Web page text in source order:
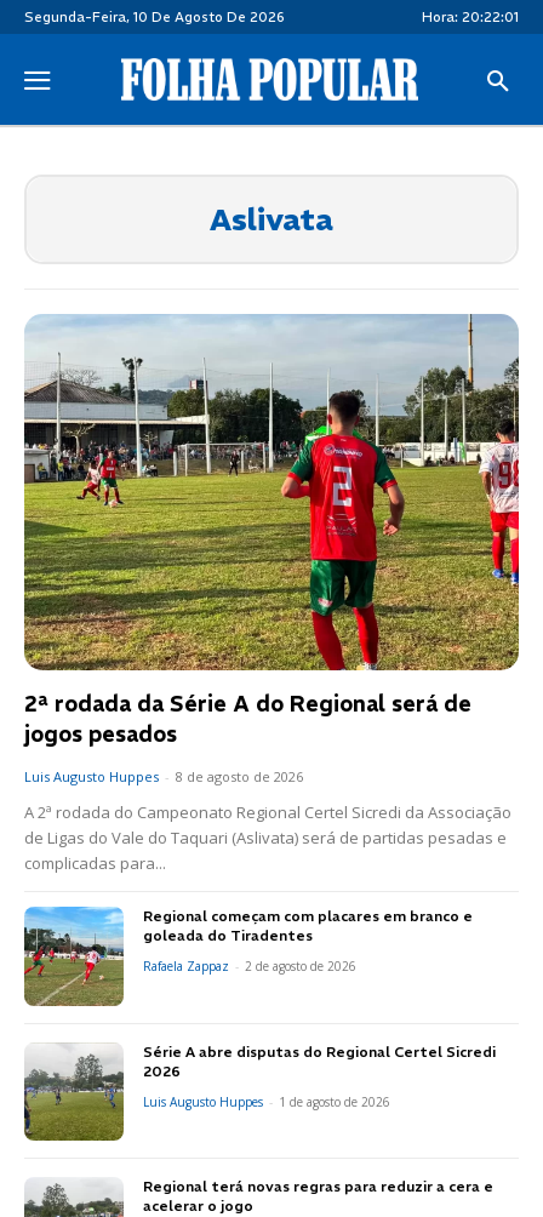
Segunda-Feira, 10 De Agosto De 2026 Hora: 20:22:01
Aslivata
2ª rodada da Série A do Regional será de
jogos pesados
Luis Augusto Huppes - 8 de agosto de 2026
A 2ª rodada do Campeonato Regional Certel Sicredi da Associação
de Ligas do Vale do Taquari (Aslivata) será de partidas pesadas e
complicadas para...
Regional começam com placares em branco e
goleada do Tiradentes
Rafaela Zappaz - 2 de agosto de 2026
Série A abre disputas do Regional Certel Sicredi
2026
Luis Augusto Huppes - 1 de agosto de 2026
Regional terá novas regras para reduzir a cera e
acelerar o jogo